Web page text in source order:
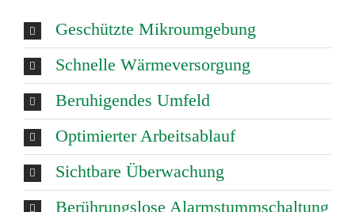
Geschützte Mikroumgebung
Schnelle Wärmeversorgung
Beruhigendes Umfeld
Optimierter Arbeitsablauf
Sichtbare Überwachung
Berührungslose Alarmstummschaltung